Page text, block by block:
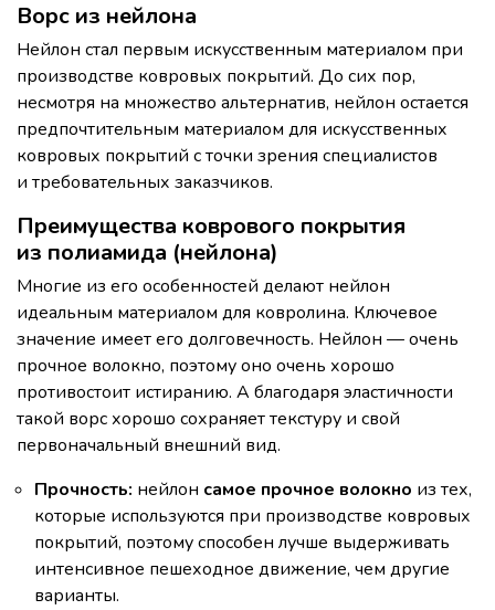
Ворс из нейлона
Нейлон стал первым искусственным материалом при
производстве ковровых покрытий. До сих пор,
несмотря на множество альтернатив, нейлон остается
предпочтительным материалом для искусственных
ковровых покрытий с точки зрения специалистов
и требовательных заказчиков.
Преимущества коврового покрытия
из полиамида (нейлона)
Многие из его особенностей делают нейлон
идеальным материалом для ковролина. Ключевое
значение имеет его долговечность. Нейлон — очень
прочное волокно, поэтому оно очень хорошо
противостоит истиранию. А благодаря эластичности
такой ворс хорошо сохраняет текстуру и свой
первоначальный внешний вид.
Прочность: нейлон самое прочное волокно из тех,
которые используются при производстве ковровых
покрытий, поэтому способен лучше выдерживать
интенсивное пешеходное движение, чем другие
варианты.